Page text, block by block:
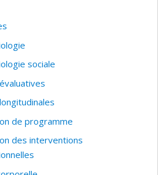
sociale
de programme
des interventions